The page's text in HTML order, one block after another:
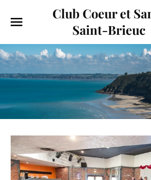
Club Coeur et
Saint-Brieuc